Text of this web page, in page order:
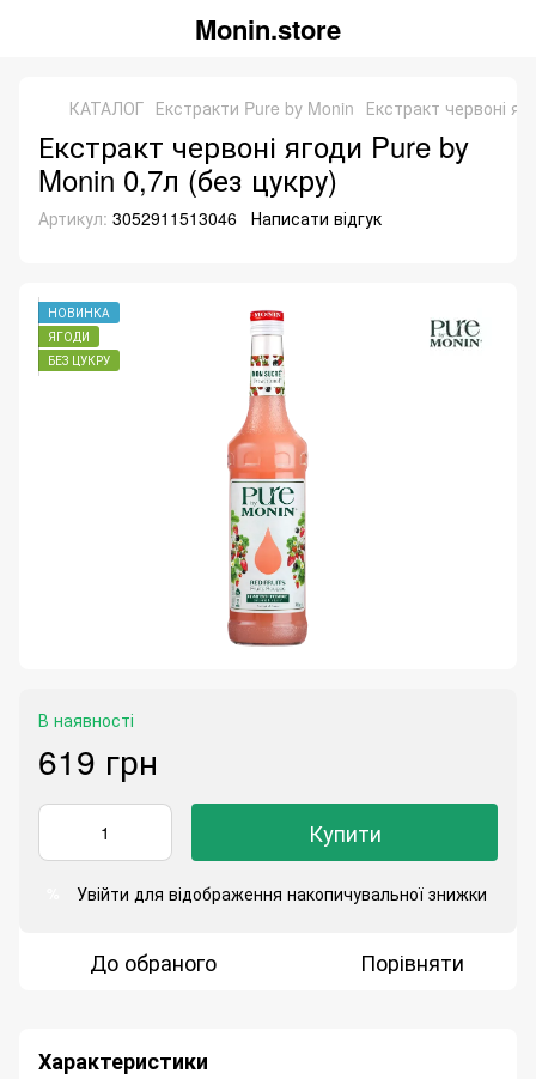
Monin.store
КАТАЛОГ Екстракти Pure by Monin Екстракт червоні
Екстракт червоні ягоди Pure by
Monin 0,7л (без цукру)
Артикул: 3052911513046 Написати відгук
НОВИНКА
ЯГОДИ
БЕЗ ЦУКРУ
В наявності
619 грн
Купити
Увійти для відображення накопичувальної знижки
До обраного Порівняти
Характеристики